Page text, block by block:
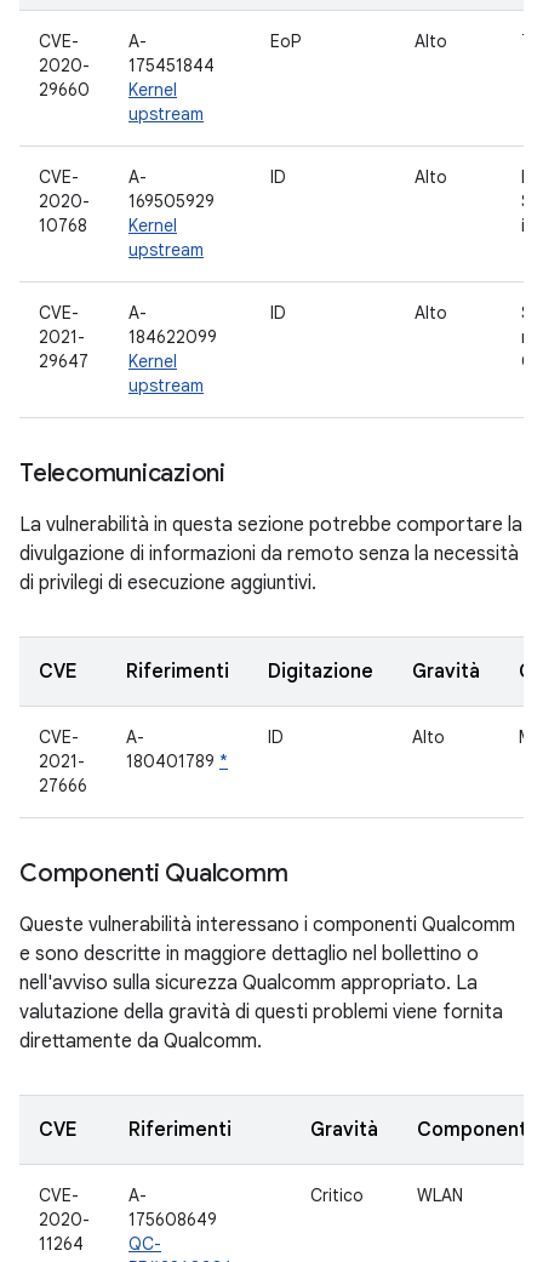
CVE-
2020-
29660
A-
175451844
Kernel
upstream
EoP Alto
CVE-
2020-
10768
A-
169505929
Kernel
upstream
ID Alto
i86
CVE-
2021-
29647
A-
184622099
Kernel
upstream
ID Alto
Telecomunicazioni
La vulnerabilità in questa sezione potrebbe comportare la
divulgazione di informazioni da remoto senza la necessità
di privilegi di esecuzione aggiuntivi.
CVE Riferimenti Digitazione Gravità
CVE-
2021-
27666
A-
180401789 *
ID Alto
Componenti Qualcomm
Queste vulnerabilità interessano i componenti Qualcomm
e sono descritte in maggiore dettaglio nel bollettino o
nell'avviso sulla sicurezza Qualcomm appropriato. La
valutazione della gravità di questi problemi viene fornita
direttamente da Qualcomm.
CVE Riferimenti Gravità Componente
CVE-
2020-
11264
A-
175608649
QC-
Critico WLAN